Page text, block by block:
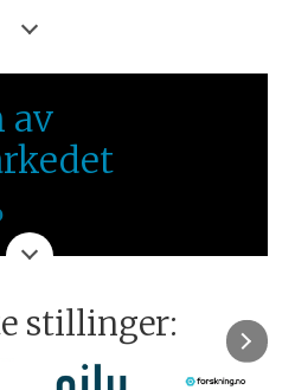
av
stillinger: